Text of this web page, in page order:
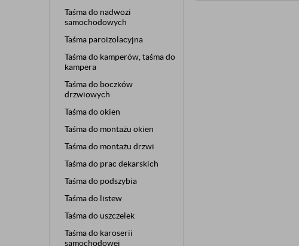
Taśma do nadwozi
samochodowych
Taśma paroizolacyjna
Taśma do kamperów, taśma do
kampera
Taśma do boczków
drzwiowych
Taśma do okien
Taśma do montażu okien
Taśma do montażu drzwi
Taśma do prac dekarskich
Taśma do podszybia
Taśma do listew
Taśma do uszczelek
Taśma do karoserii
samochodowej